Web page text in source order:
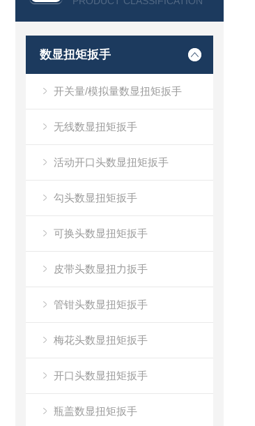
数显扭矩扳手
开关量/模拟量数显扭矩扳手
无线数显扭矩扳手
活动开口头数显扭矩扳手
勾头数显扭矩扳手
可换头数显扭矩扳手
皮带头数显扭力扳手
管钳头数显扭矩扳手
梅花头数显扭矩扳手
开口头数显扭矩扳手
瓶盖数显扭矩扳手